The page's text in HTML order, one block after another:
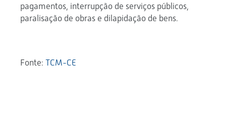
pagamentos, interrupção de serviços públicos,
paralisação de obras e dilapidação de bens.
Fonte: TCM-CE